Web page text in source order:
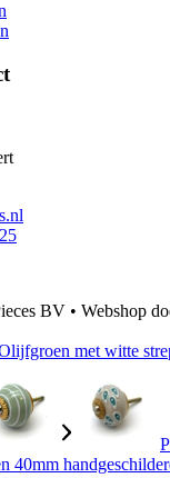
BV • Webshop
met witte
40mm